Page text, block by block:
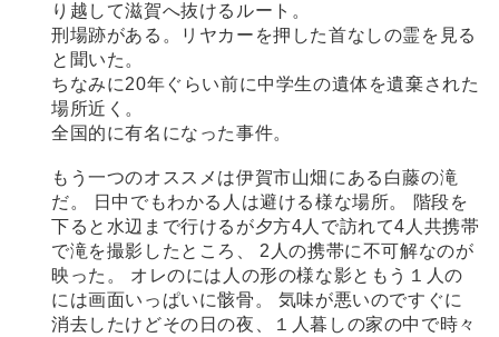
り越して滋賀へ抜けるルート。
刑場跡がある。リヤカーを押した首なしの霊を見る
と聞いた。
ちなみに20年ぐらい前に中学生の遺体を遺棄された
場所近く。
全国的に有名になった事件。
もう一つのオススメは伊賀市山畑にある白藤の滝
だ。 日中でもわかる人は避ける様な場所。 階段を
下ると水辺まで行けるが夕方4人で訪れて4人共携帯
で滝を撮影したところ、 2人の携帯に不可解なのが
映った。 オレのには人の形の様な影ともう１人の
には画面いっぱいに骸骨。 気味が悪いのですぐに
消去したけどその日の夜、１人暮しの家の中で時々